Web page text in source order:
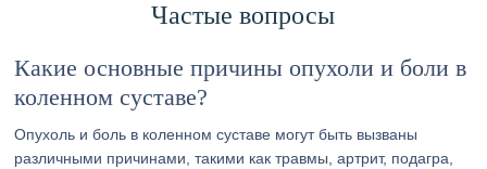
Частые вопросы
Какие основные причины опухоли и боли в
коленном суставе?
Опухоль и боль в коленном суставе могут быть вызваны
различными причинами, такими как травмы, артрит, подагра,